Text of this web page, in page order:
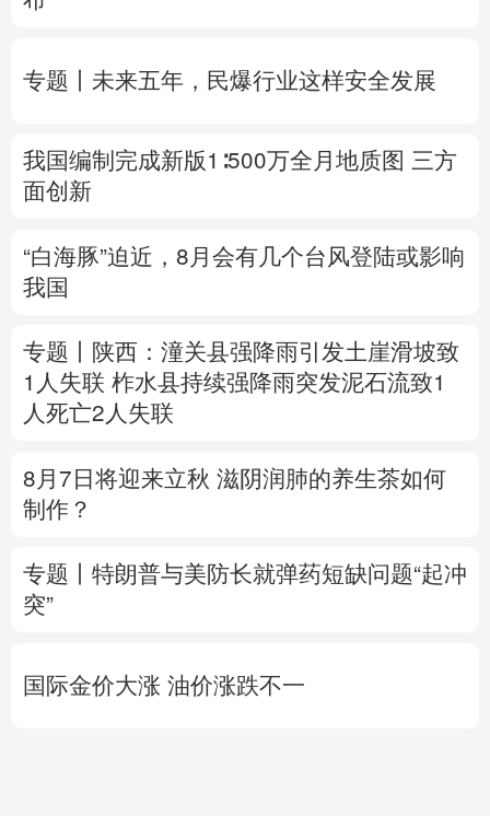
专题丨 未来五年，民爆行业这样安全发展
我国编制完成新版1∶500万全月地质图 三方
面创新
“白海豚”迫近，8月会有几个台风登陆或影响
我国
专题丨
陕西：潼关县强降雨引发土崖滑坡致
1人失联 柞水县持续强降雨突发泥石流致1
人死亡2人失联
8月7日将迎来立秋 滋阴润肺的养生茶如何
制作？
专题丨 特朗普与美防长就弹药短缺问题“起冲
突”
国际金价大涨 油价涨跌不一